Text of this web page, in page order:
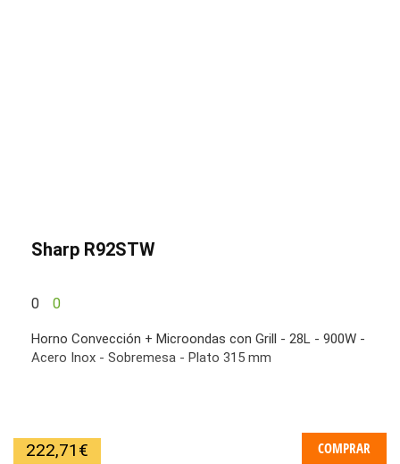
Sharp R92STW
0 0
Horno Convección + Microondas con Grill - 28L - 900W -
Acero Inox - Sobremesa - Plato 315 mm
222,71 € COMPRAR